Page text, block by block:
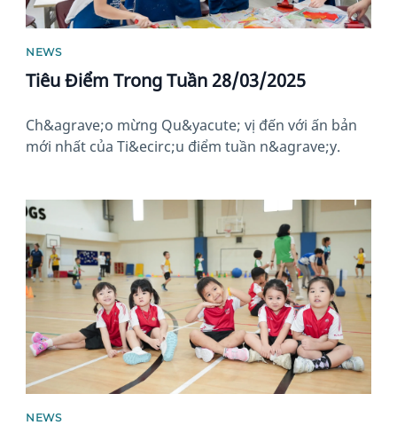
NEWS
Tiêu Điểm Trong Tuần 28/03/2025
Ch&agrave;o mừng Qu&yacute; vị đến với ấn bản
mới nhất của Ti&ecirc;u điểm tuần n&agrave;y.
News image
NEWS